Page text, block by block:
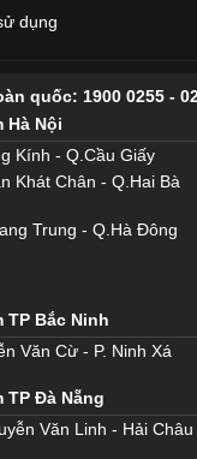
dụng
quốc: 1900 0255 -
Hà Nội
Kính - Q.Cầu Giấy
Khát Chân - Q.Hai Bà
Trung - Q.Hà Đông
TP Bắc Ninh
Văn Cừ - P. Ninh Xá
TP Đà Nẵng
Văn Linh - Hải Châu